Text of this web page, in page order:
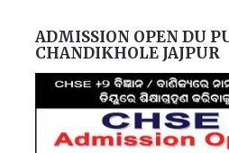
ADMISSION OPEN DU
CHANDIKHOLE JAJPUR